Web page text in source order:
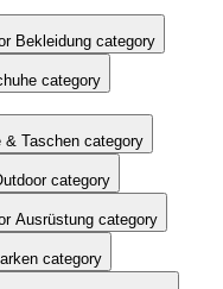
Bekleidung category
category
Taschen category
category
Ausrüstung category
category